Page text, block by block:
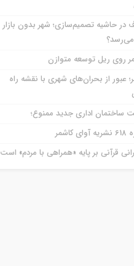
در حاشیه تصمیم‌سازی؛ شهر بدون بازار
روی ریل توسعه متوازن
عبور از بحران‌های شهری با نقشه راه
ساختمان اداری جدید ممنوع؛
قرآنی بر پایه «همراهی با مردم» است